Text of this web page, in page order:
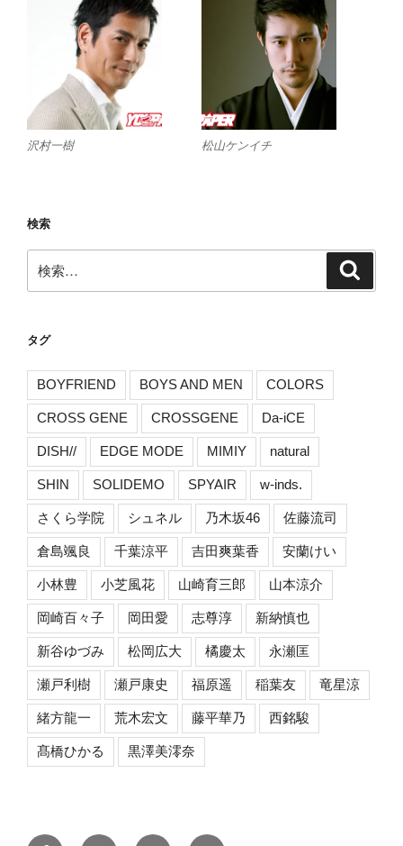
沢村一樹 松山ケンイチ
検索
索:
タグ
BOYFRIEND BOYS AND MEN COLORS
CROSS GENE CROSSGENE Da-iCE
DISH// EDGE MODE MIMIY natural
SHIN SOLIDEMO SPYAIR w-inds.
さくら学院 シュネル 乃木坂46 佐藤流司
倉島颯良 千葉涼平 吉田爽葉香 安蘭けい
小林豊 小芝風花 山崎育三郎 山本涼介
岡崎百々子 岡田愛 志尊淳 新納慎也
新谷ゆづみ 松岡広大 橘慶太 永瀬匡
瀬戸利樹 瀬戸康史 福原遥 稲葉友 竜星涼
緒方龍一 荒木宏文 藤平華乃 西銘駿
髙橋ひかる 黒澤美澪奈